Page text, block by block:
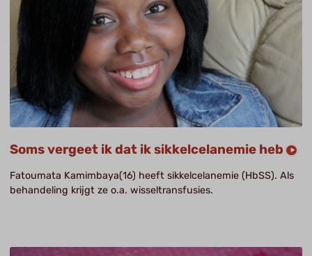
Soms vergeet ik dat ik sikkelcelanemie heb
Fatoumata Kamimbaya(16) heeft sikkelcelanemie (HbSS). Als
behandeling krijgt ze o.a. wisseltransfusies.